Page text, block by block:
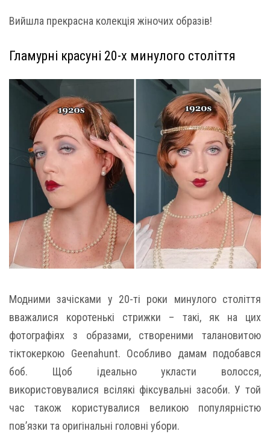
Вийшла прекрасна колекція жіночих образів!
Гламурні красуні 20-х минулого століття
Модними зачісками у 20-ті роки минулого століття
вважалися коротенькі стрижки – такі, як на цих
фотографіях з образами, створеними талановитою
тіктокеркою Geenahunt. Особливо дамам подобався
боб. Щоб ідеально укласти волосся,
використовувалися всілякі фіксувальні засоби. У той
час також користувалися великою популярністю
пов’язки та оригінальні головні убори.